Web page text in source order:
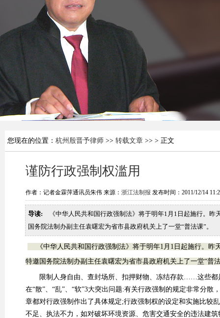
您现在的位置： 杭州殷晋予律师 >> 转载文章 >> > 正文
谨防行政强制权滥用
作者：记者金霖萍通讯员朱伟 来源： 浙江法制报 发布时间：2011/12/14
导读: 《中华人民共和国行政强制法》将于明年1月1日起施行。昨
国务院法制办副主任袁曙宏为省市县政府机关上了一堂“普法课”
《中华人民共和国行政强制法》将于明年1月1日起施行。昨
特邀国务院法制办副主任袁曙宏为省市县政府机关上了一堂“普
限制人身自由、查封场所、扣押财物、冻结存款……这些都
在“散”、“乱”、“软”3大突出问题:有关行政强制的规定非常分
章都对行政强制作出了具体规定;行政强制权的设定和实施比较
不足、执法不力，如对破坏环境资源、危害交通安全的违法建